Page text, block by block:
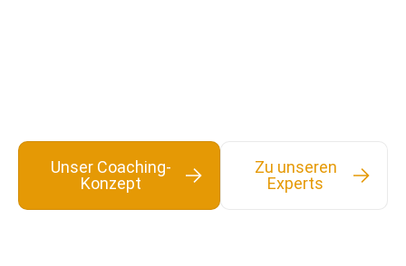
Unser Coaching-
Konzept
Zu unseren
Experts